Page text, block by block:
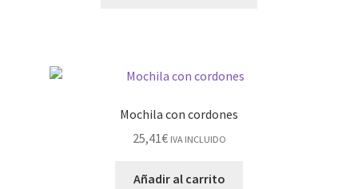
Mochila con cordones
25,41€ IVA INCLUIDO
Añadir al carrito